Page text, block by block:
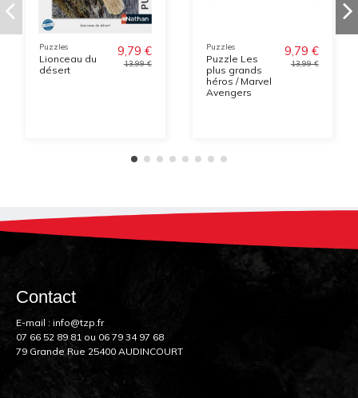
Puzzles
Lionceau du
désert
9,79 €
13,99 €
Puzzles
Puzzle Les
plus grands
héros / Marvel
Avengers
9,79 €
13,99 €
Contact
E-mail : info@tzp.fr
07 66 52 89 81 ou 06 79 34 97 68
79 Grande Rue 25400 AUDINCOURT